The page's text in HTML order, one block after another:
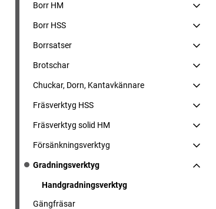
Borr HM
Borr HSS
Borrsatser
Brotschar
Chuckar, Dorn, Kantavkännare
Fräsverktyg HSS
Fräsverktyg solid HM
Försänkningsverktyg
Gradningsverktyg
Handgradningsverktyg
Gängfräsar